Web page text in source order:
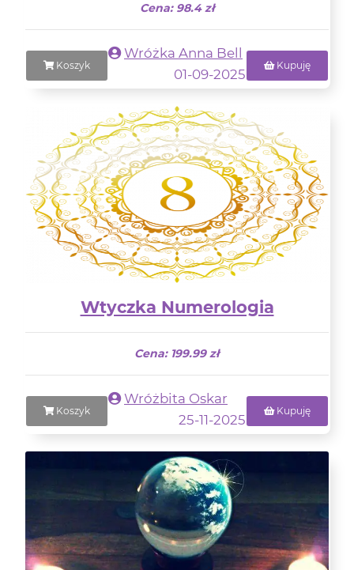
Cena: 98.4 zł
Koszyk Kupuję
Wróżka Anna Bell
01-09-2025
Wtyczka Numerologia
Cena: 199.99 zł
Koszyk Kupuję
Wróżbita Oskar
25-11-2025